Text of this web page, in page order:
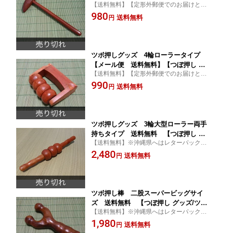
ズ/ツボ押し棒/マッサージ器/タイマッサ
ージ/背中 マッサージ/腰 マッサージ/
【送料無料】【定形外郵便でのお届けとな
ります】
980円 送料無料
ツボ押しグッズ 4輪ローラータイプ
【メール便 送料無料】【つぼ押し グ
ッズ/ツボ押し グッズ/ツボ押し棒/マッ
サージ器/タイマッサージ/背中 マッサー
【送料無料】【定形外郵便でのお届けとな
ります】
990円 送料無料
ツボ押しグッズ 3輪大型ローラー両手
持ちタイプ 送料無料 【つぼ押し グ
ッズ/ツボ押し グッズ/ツボ押し棒/マッ
サージ器/タイマッサージ/太もも マッサ
【送料無料】※沖縄県へはレターパックプ
ラスでのお届けとなります(追加送料は必要
ありません)
2,480円 送料無料
ツボ押し棒 二股スーパービッグサイ
ズ 送料無料 【つぼ押し グッズ/ツボ
押し グッズ/ツボ押し棒/マッサージ器/
タイマッサージ/腰 太もも マッサージ/
【送料無料】※沖縄県へはレターパックプ
ラスでのお届けとなります(追加送料は必要
ありません)
1,980円 送料無料